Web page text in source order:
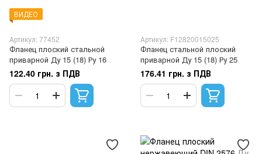
ВИДЕО
Артикул: 77452
Фланец плоский стальной
приварной Ду 15 (18) Ру 16
122.40 грн. з ПДВ
Артикул: F12820015025
Фланец стальной плоский
приварной Ду 15 (18) Ру 25
176.41 грн. з ПДВ